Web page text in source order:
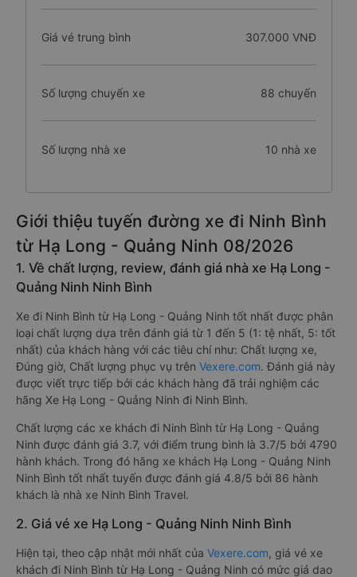
Giá vé trung bình 307.000 VNĐ
Số lượng chuyến xe 88 chuyến
Số lượng nhà xe 10 nhà xe
Giới thiệu tuyến đường xe đi Ninh Bình
từ Hạ Long - Quảng Ninh 08/2026
1. Về chất lượng, review, đánh giá nhà xe Hạ Long -
Quảng Ninh Ninh Bình
Xe đi Ninh Bình từ Hạ Long - Quảng Ninh tốt nhất được phân
loại chất lượng dựa trên đánh giá từ 1 đến 5 (1: tệ nhất, 5: tốt
nhất) của khách hàng với các tiêu chí như: Chất lượng xe,
Đúng giờ, Chất lượng phục vụ trên Vexere.com. Đánh giá này
được viết trực tiếp bởi các khách hàng đã trải nghiệm các
hãng Xe Hạ Long - Quảng Ninh đi Ninh Bình.
Chất lượng các xe khách đi Ninh Bình từ Hạ Long - Quảng
Ninh được đánh giá 3.7, với điểm trung bình là 3.7/5 bởi 4790
hành khách. Trong đó hãng xe khách Hạ Long - Quảng Ninh
Ninh Bình tốt nhất tuyến được đánh giá 4.8/5 bởi 86 hành
khách là nhà xe Ninh Bình Travel.
2. Giá vé xe Hạ Long - Quảng Ninh Ninh Bình
Hiện tại, theo cập nhật mới nhất của Vexere.com, giá vé xe
khách đi Ninh Bình từ Hạ Long - Quảng Ninh có mức giá dao